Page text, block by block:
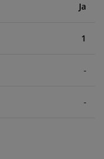
Ja
1
-
-